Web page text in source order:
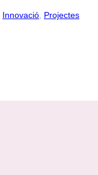
Innovació, Projectes